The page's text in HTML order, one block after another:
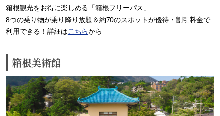
箱根観光をお得に楽しめる「箱根フリーパス」
8つの乗り物が乗り降り放題＆約70のスポットが優待・割引料金で
利用できる！詳細はこちらから
箱根美術館